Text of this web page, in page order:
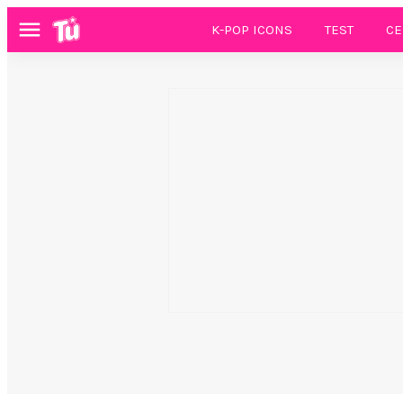
Menú K-POP ICONS TEST